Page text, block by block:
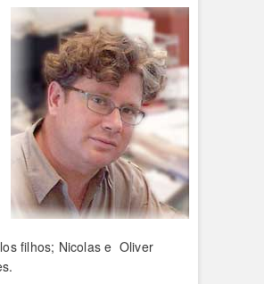
filhos; Nicolas e Oliver